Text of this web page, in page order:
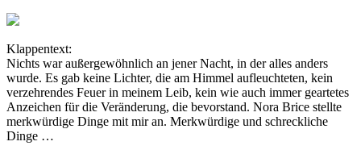
Klappentext:
Nichts war außergewöhnlich an jener Nacht, in der alles anders
wurde. Es gab keine Lichter, die am Himmel aufleuchteten, kein
verzehrendes Feuer in meinem Leib, kein wie auch immer geartetes
Anzeichen für die Veränderung, die bevorstand. Nora Brice stellte
merkwürdige Dinge mit mir an. Merkwürdige und schreckliche
Dinge …